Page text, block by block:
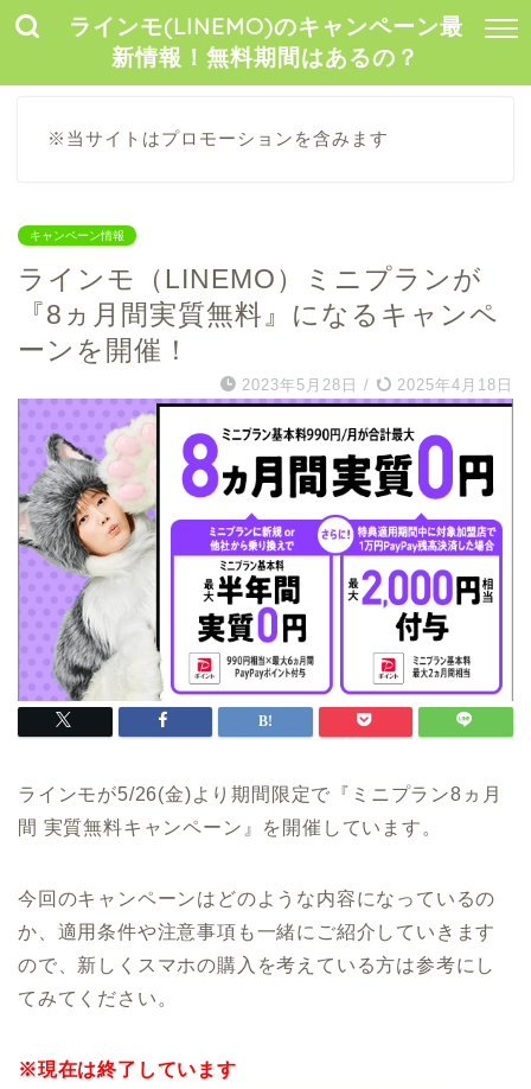
ラインモ(LINEMO)のキャンペーン最
新情報！無料期間はあるの？
※当サイトはプロモーションを含みます
キャンペーン情報
ラインモ（LINEMO）ミニプランが
『8ヵ月間実質無料』になるキャンペ
ーンを開催！
2023年5月28日 / 2025年4月18日
ラインモが5/26(金)より期間限定で『ミニプラン8ヵ月
間 実質無料キャンペーン』を開催しています。
今回のキャンペーンはどのような内容になっているの
か、適用条件や注意事項も一緒にご紹介していきます
ので、新しくスマホの購入を考えている方は参考にし
てみてください。
※現在は終了しています